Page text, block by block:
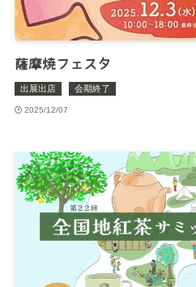
薩摩焼フェスタ
出展出店 会期終了
2025/12/07